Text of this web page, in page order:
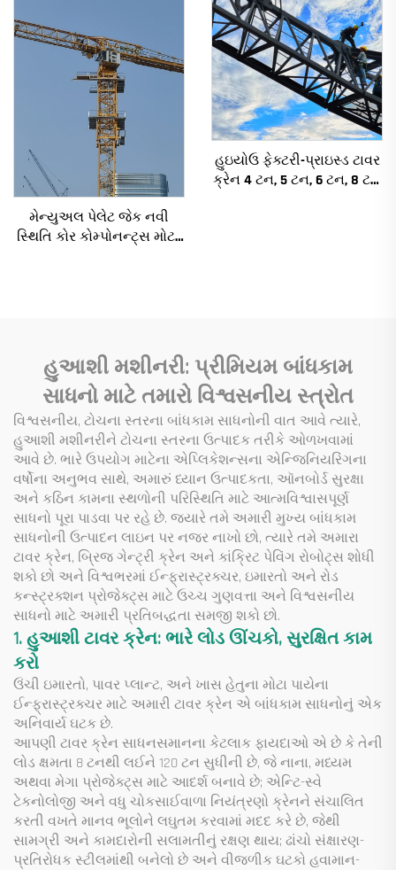
મેન્યુઅલ પેલેટ જેક નવી
સ્થિતિ કોર કોમ્પોનન્ટ્સ મોટર
હુઇયોઉ ફેક્ટરી-પ્રાઇસ્ડ ટાવર
ક્રેન 4 ટન, 5 ટન, 6 ટન, 8 ટન
હુઆશી મશીનરી: પ્રીમિયમ બાંધકામ
સાધનો માટે તમારો વિશ્વસનીય સ્ત્રોત
વિશ્વસનીય, ટોચના સ્તરના બાંધકામ સાધનોની વાત આવે ત્યારે,
હુઆશી મશીનરીને ટોચના સ્તરના ઉત્પાદક તરીકે ઓળખવામાં
આવે છે. ભારે ઉપયોગ માટેના એપ્લિકેશન્સના એન્જિનિયરિંગના
વર્ષોના અનુભવ સાથે, અમારું ધ્યાન ઉત્પાદકતા, ઑનબોર્ડ સુરક્ષા
અને કઠિન કામના સ્થળોની પરિસ્થિતિ માટે આત્મવિશ્વાસપૂર્ણ
સાધનો પૂરા પાડવા પર રહે છે. જ્યારે તમે અમારી મુખ્ય બાંધકામ
સાધનોની ઉત્પાદન લાઇન પર નજર નાખો છો, ત્યારે તમે અમારા
ટાવર ક્રેન, બ્રિજ ગેન્ટ્રી ક્રેન અને કાંક્રિટ પેવિંગ રોબોટ્સ શોધી
શકો છો અને વિશ્વભરમાં ઈન્ફ્રાસ્ટ્રક્ચર, ઇમારતો અને રોડ
કન્સ્ટ્રક્શન પ્રોજેક્ટ્સ માટે ઉચ્ચ ગુણવત્તા અને વિશ્વસનીય
સાધનો માટે અમારી પ્રતિબદ્ધતા સમજી શકો છો.
1. હુઆશી ટાવર ક્રેન: ભારે લોડ ઊંચકો, સુરક્ષિત કામ
કરો
ઉંચી ઇમારતો, પાવર પ્લાન્ટ, અને ખાસ હેતુના મોટા પાયેના
ઈન્ફ્રાસ્ટ્રક્ચર માટે અમારી ટાવર ક્રેન એ બાંધકામ સાધનોનું એક
અનિવાર્ય ઘટક છે.
આપણી ટાવર ક્રેન સાધનસમાનના કેટલાક ફાયદાઓ એ છે કે તેની
લોડ ક્ષમતા 8 ટનથી લઈને 120 ટન સુધીની છે, જે નાના, મધ્યમ
અથવા મેગા પ્રોજેક્ટ્સ માટે આદર્શ બનાવે છે; એન્ટિ-સ્વે
ટેકનોલોજી અને વધુ ચોકસાઈવાળા નિયંત્રણો ક્રેનને સંચાલિત
કરતી વખતે માનવ ભૂલોને લઘુતમ કરવામાં મદદ કરે છે, જેથી
સામગ્રી અને કામદારોની સલામતીનું રક્ષણ થાય; ઢાંચો સંક્ષારણ-
પ્રતિરોધક સ્ટીલમાંથી બનેલો છે અને વીજળીક ઘટકો હવામાન-